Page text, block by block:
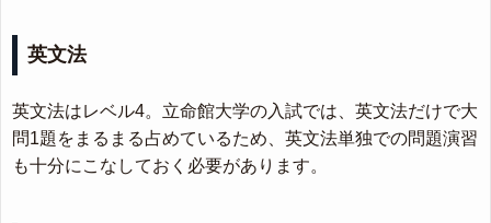
英文法
英文法はレベル4。立命館大学の入試では、英文法だけで大
問1題をまるまる占めているため、英文法単独での問題演習
も十分にこなしておく必要があります。